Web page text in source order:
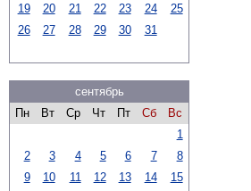
19
20 21 22 23 24
25
26
27 28 29 30 31
сентябрь
Пн
Вт Ср Чт Пт Сб
Вс
1
2
3 4 5 6 7
8
9
10 11 12 13 14
15